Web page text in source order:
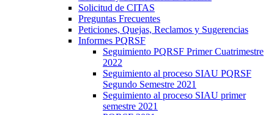
Solicitud de CITAS
Preguntas Frecuentes
Peticiones, Quejas, Reclamos y Sugerencias
Informes PQRSF
Seguimiento PQRSF Primer Cuatrimestre
2022
Seguimiento al proceso SIAU PQRSF
Segundo Semestre 2021
Seguimiento al proceso SIAU primer
semestre 2021